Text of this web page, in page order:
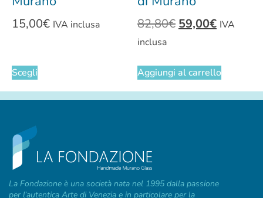
15,00€ IVA inclusa
Scegli
82,80€ 59,00€ IVA
inclusa
Aggiungi al carrello
La Fondazione è una società nata nel 1995 dalla passione
per l’autentica Arte di Venezia e in particolare per la